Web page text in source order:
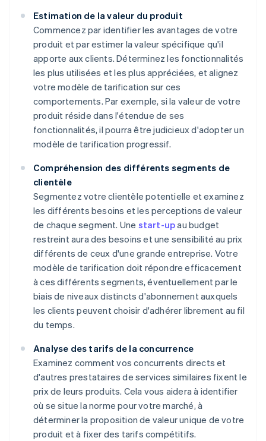
Estimation de la valeur du produit
Commencez par identifier les avantages de votre
produit et par estimer la valeur spécifique qu'il
apporte aux clients. Déterminez les fonctionnalités
les plus utilisées et les plus appréciées, et alignez
votre modèle de tarification sur ces
comportements. Par exemple, si la valeur de votre
produit réside dans l'étendue de ses
fonctionnalités, il pourra être judicieux d'adopter un
modèle de tarification progressif.
Compréhension des différents segments de
clientèle
Segmentez votre clientèle potentielle et examinez
les différents besoins et les perceptions de valeur
de chaque segment. Une start-upau budget
restreint aura des besoins et une sensibilité au prix
différents de ceux d'une grande entreprise. Votre
modèle de tarification doit répondre efficacement
à ces différents segments, éventuellement par le
biais de niveaux distincts d'abonnement auxquels
les clients peuvent choisir d'adhérer librement au fil
du temps.
Analyse des tarifs de la concurrence
Examinez comment vos concurrents directs et
d'autres prestataires de services similaires fixent le
prix de leurs produits. Cela vous aidera à identifier
où se situe la norme pour votre marché, à
déterminer la proposition de valeur unique de votre
produit et à fixer des tarifs compétitifs.